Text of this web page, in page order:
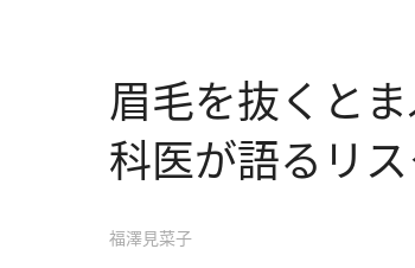
眉毛を抜くと
科医が語るリ
福澤見菜子